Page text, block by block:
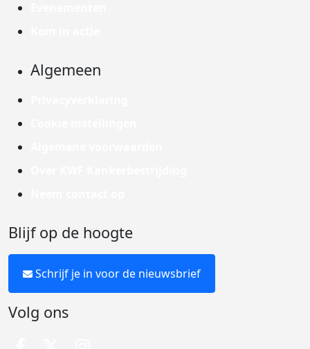
Algemeen
Blijf op de hoogte
Schrijf je in voor de nieuwsbrief
Volg ons